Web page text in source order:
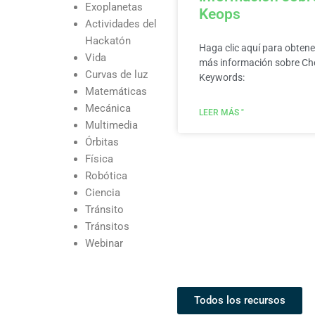
Exoplanetas
Actividades del
Hackatón
Vida
Curvas de luz
Matemáticas
Mecánica
Multimedia
Órbitas
Física
Robótica
Ciencia
Tránsito
Tránsitos
Webinar
Keops
Haga clic aquí para
más información sobre
Keywords:
LEER MÁS "
Todos los recursos